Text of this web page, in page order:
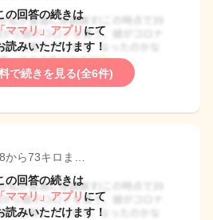
の回答の続きは
ママリ」アプリ にて
読みいただけます！
で続きを見る(全6件)
から73キロま…
の回答の続きは
ママリ」アプリ にて
読みいただけます！